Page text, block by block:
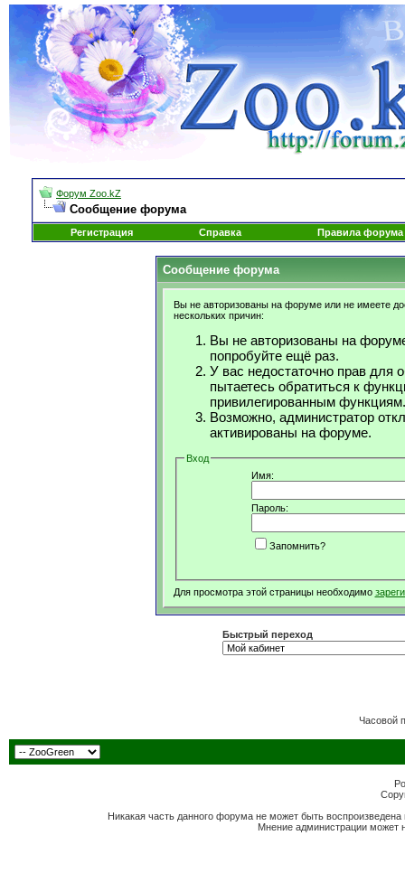
Форум Zoo.kZ
Сообщение форума
Регистрация Справка Правила форума
Сообщение форума
Вы не авторизованы на форуме или не имеете
нескольких причин:
Вы не авторизованы на
попробуйте ещё раз.
У вас недостаточно прав для
пытаетесь обратиться к
привилегированным функциям.
Возможно, администратор
активированы на форуме.
Вход
Имя:
Пароль:
Запомнить?
Для просмотра этой страницы необходимо
Быстрый переход
Часовой
Никакая часть данного форума не может быть
Мнение администрации может